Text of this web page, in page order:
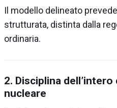
Il modello delineato
strutturata, distinta dalla
ordinaria.
2. Disciplina
nucleare